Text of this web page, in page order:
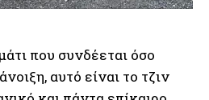
που συνδέεται όσο
αυτό είναι το τζιν